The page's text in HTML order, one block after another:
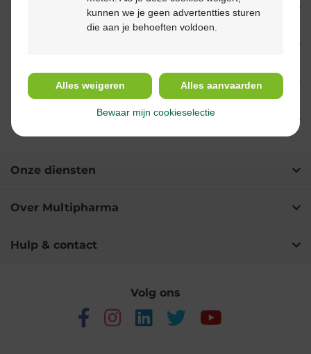
Indicaties
Ingrediënten
Onze diensten
Over Multipharma
Hulp & contact
Volg ons
kunnen we je geen advertentties sturen
die aan je behoeften voldoen.
Alles weigeren Alles aanvaarden
Bewaar mijn cookieselectie